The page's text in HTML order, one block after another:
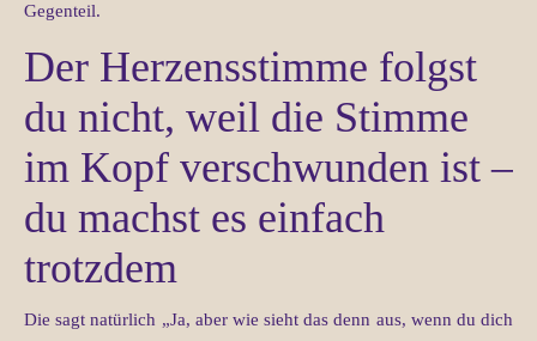
Gegenteil.
Der Herzensstimme folgst
du nicht, weil die Stimme
im Kopf verschwunden ist –
du machst es einfach
trotzdem
Die sagt natürlich „Ja, aber wie sieht das denn aus, wenn du dich